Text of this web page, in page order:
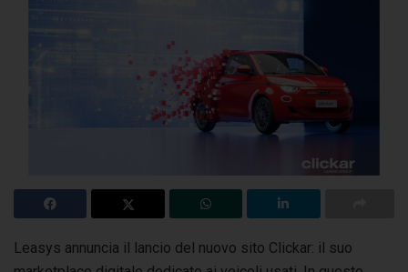
Leasys annuncia il lancio del nuovo sito Clickar: il suo